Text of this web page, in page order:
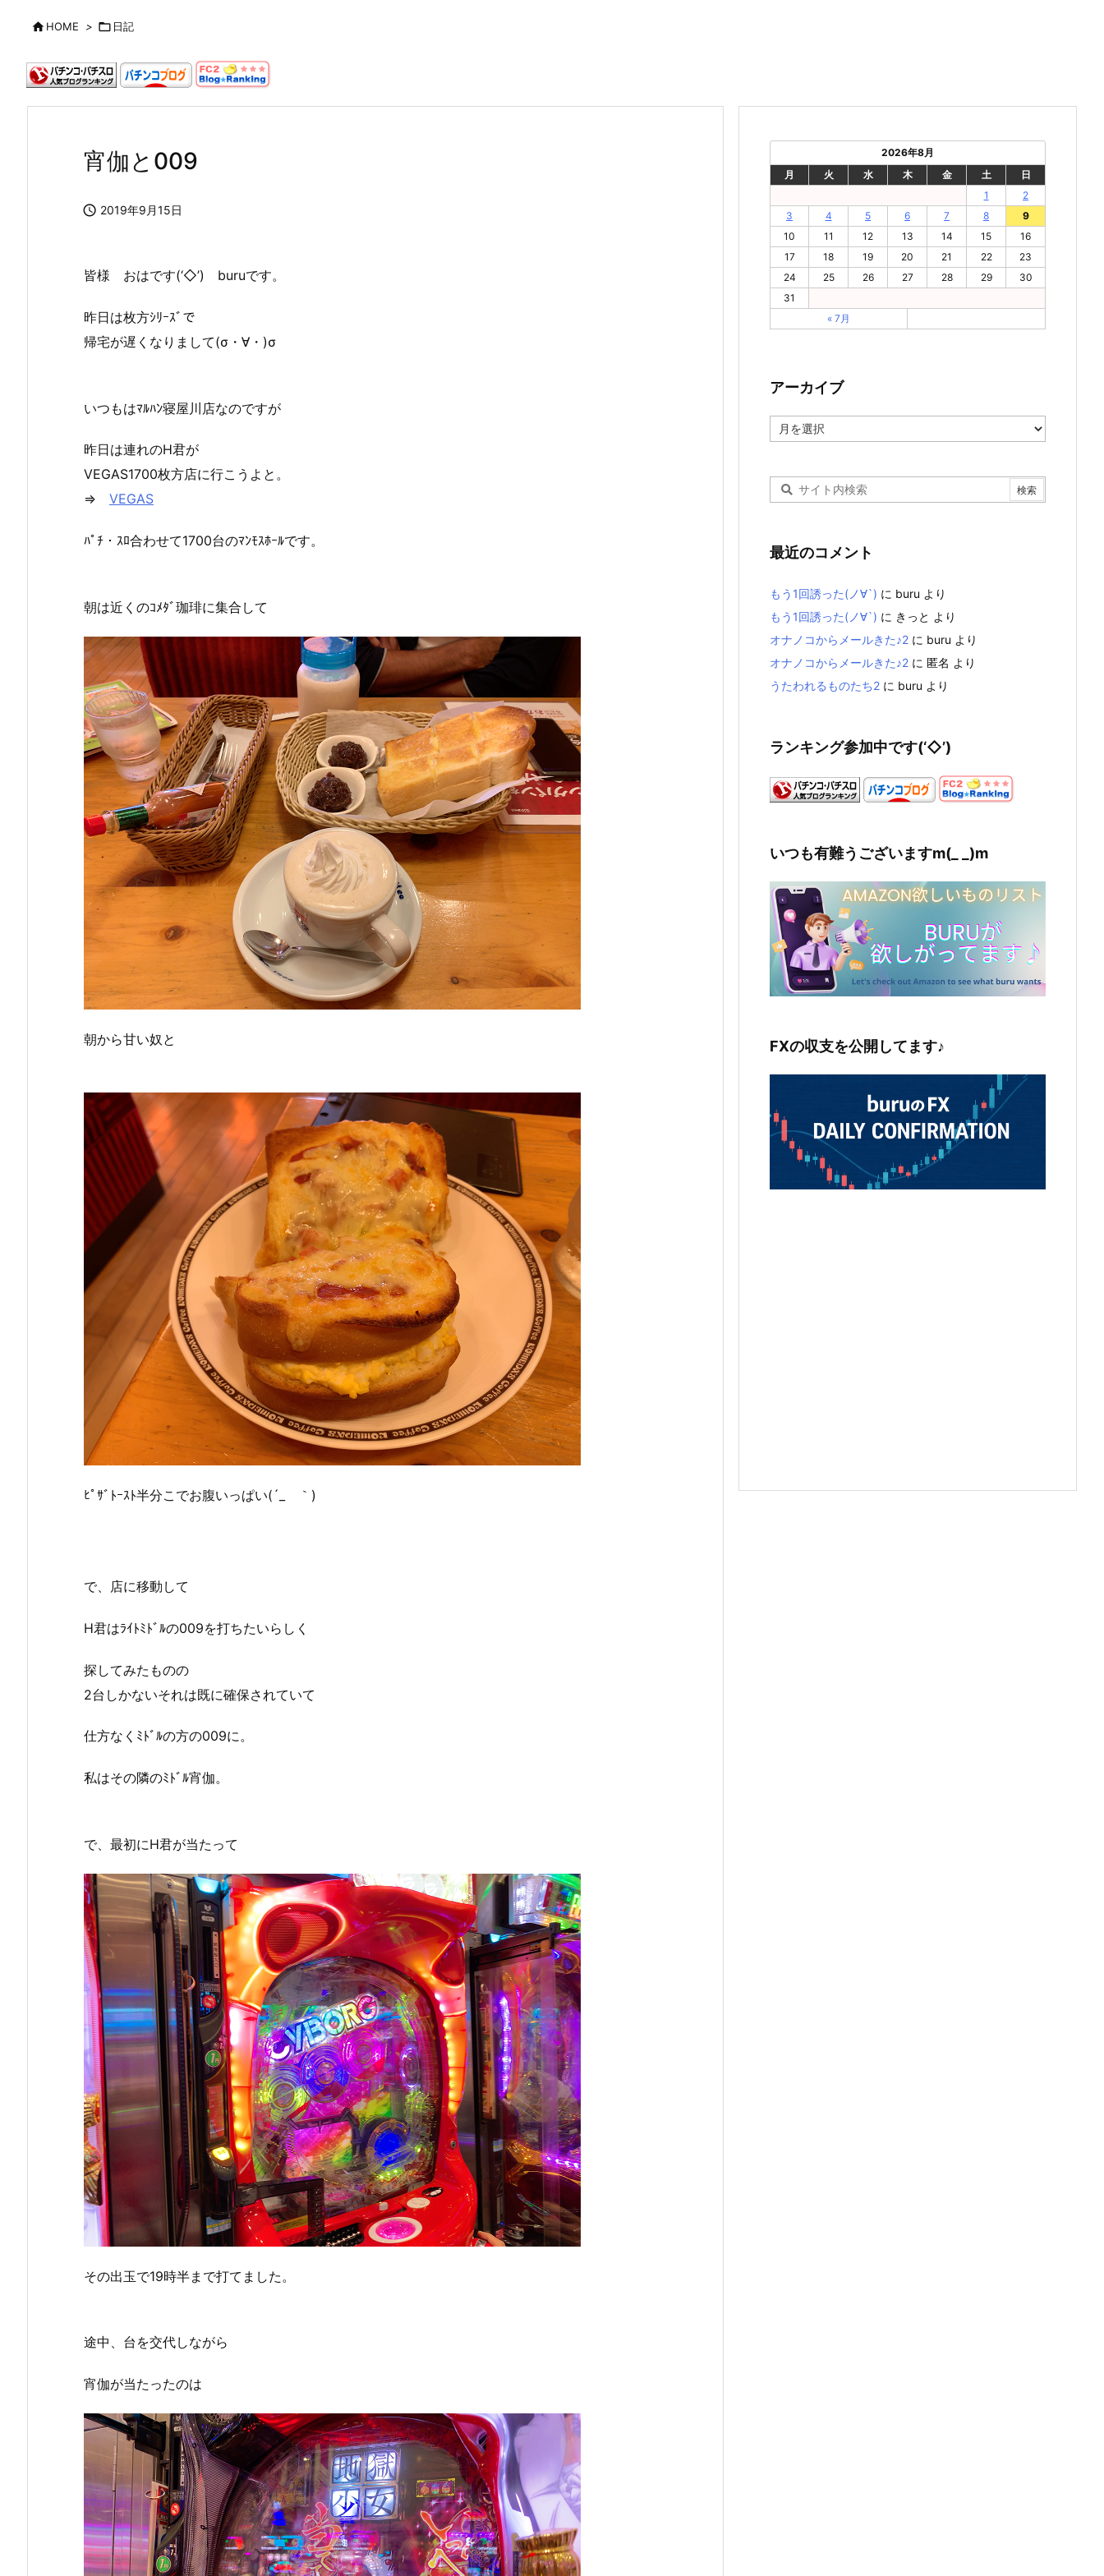
HOME >  日記
宵伽と009
 2019年9月15日
皆様 おはです(‘◇’)ゞburuです。
昨日は枚方ｼﾘｰｽﾞで
帰宅が遅くなりまして(σ・∀・)σ
いつもはﾏﾙﾊﾝ寝屋川店なのですが
昨日は連れのH君が
VEGAS1700枚方店に行こうよと。
⇒ VEGAS
ﾊﾟﾁ・ｽﾛ合わせて1700台のﾏﾝﾓｽﾎｰﾙです。
朝は近くのｺﾒﾀﾞ珈琲に集合して
朝から甘い奴と
ﾋﾟｻﾞﾄｰｽﾄ半分こでお腹いっぱい(´_ゝ｀)
で、店に移動して
H君はﾗｲﾄﾐﾄﾞﾙの009を打ちたいらしく
探してみたものの
2台しかないそれは既に確保されていて
仕方なくﾐﾄﾞﾙの方の009に。
私はその隣のﾐﾄﾞﾙ宵伽。
で、最初にH君が当たって
その出玉で19時半まで打てました。
途中、台を交代しながら
宵伽が当たったのは
2026年8月
月
火 水 木 金 土
日
1
2
3
4 5 6 7 8
9
10
11 12 13 14 15
16
17
18 19 20 21 22
23
24
25 26 27 28 29
30
31
« 7月
アーカイブ
ー
最近のコメント
もう1回誘った(ノ∀`) に buru より
もう1回誘った(ノ∀`) に きっと より
オナノコからメールきた♪2 に buru より
オナノコからメールきた♪2 に 匿名 より
うたわれるものたち2 に buru より
ランキング参加中です(‘◇’)ゞ
いつも有難うございますm(_ _)m
FXの収支を公開してます♪